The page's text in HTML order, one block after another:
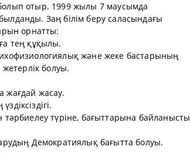
болып отыр. 1999 жылы 7 маусымда
Заң білім беру саласындағы
орнатты:
тең құқылы.
және жеке бастарының
жетерлік болуы.
жағдай жасау.
түріне, бағыттарына байланысты
Демократиялық бағытта болуы.